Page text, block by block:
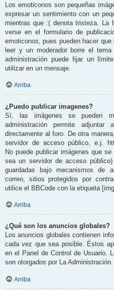
Los emoticonos son pequeñas
expresar un sentimiento con un
mientras que :( denota tristeza. La
verse en el formulario de
emoticonos, pues pueden hacer
leer y un moderador borre el
administración puede fijar un
utilizar en un mensaje.
Arriba
¿Puedo publicar imagenes?
Sí, las imágenes se pueden
administración permite
directamente al foro. De otra
servidor de acceso público, e.j.
No puede publicar imágenes que
sea un servidor de acceso
guardadas bajo mecanismos de
correo, sitios protegidos por
utilice el BBCode con la etiqueta
Arriba
¿Qué son los anuncios globales?
Los anuncios globales contienen
cada vez que sea posible. Éstos
en el Panel de Control de Usuario.
son otorgados por La Administración.
Arriba